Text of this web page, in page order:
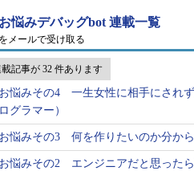
悩みデバッグbot 連載一覧
メールで受け取る
記事が 32 件あります
お悩みその4 一生女性に相手にされ
ログラマー）
お悩みその3 何を作りたいのか分から
お悩みその2 エンジニアだと思ったら